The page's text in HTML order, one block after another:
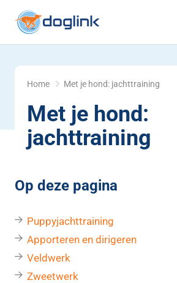
Home Met je hond: jachttraining
Met je hond:
jachttraining
Op deze pagina
Puppyjachttraining
Apporteren en dirigeren
Veldwerk
Zweetwerk